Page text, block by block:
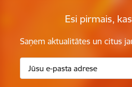
Esi pirmais,
Saņem aktualitātes un citus